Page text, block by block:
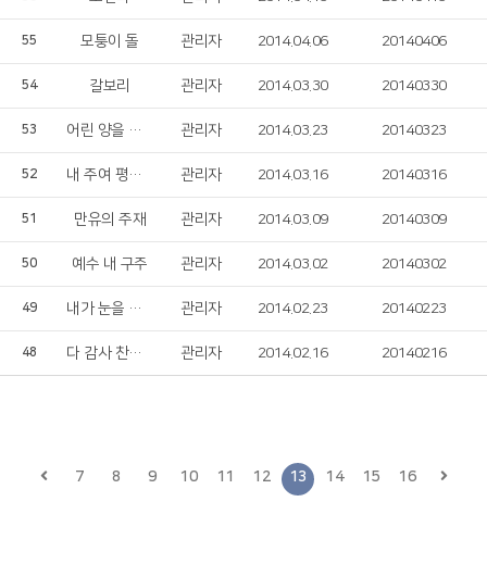
55 모퉁이 돌 관리자 2014.04.06 20140406
54 갈보리 관리자 2014.03.30 20140330
53 어린 양을 보라 관리자 2014.03.23 20140323
52 내 주여 평화 주소서 관리자 2014.03.16 20140316
51 만유의 주재 관리자 2014.03.09 20140309
50 예수 내 구주 관리자 2014.03.02 20140302
49 내가 눈을 들어서 관리자 2014.02.23 20140223
48 다 감사 찬양 드리세 관리자 2014.02.16 20140216
7 8 9 10 11 12 13 14 15 16